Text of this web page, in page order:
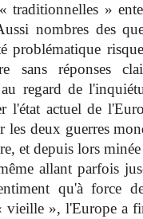
traditionnelles »
nombres des
problématique
sans réponses
au regard de
l'état actuel de
les deux guerres
et depuis lors
allant parfois
qu'à force
vieille », l'Europe a